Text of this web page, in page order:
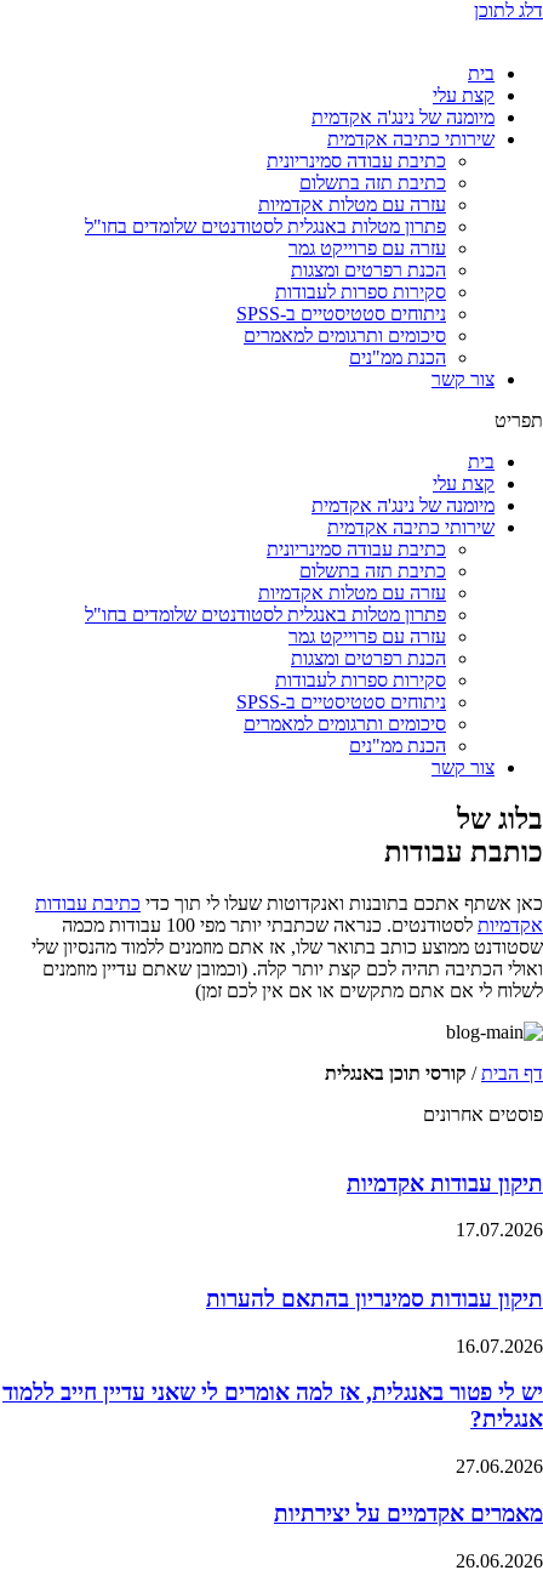
דלג לתוכן
בית
קצת עלי
מיומנה של נינג'ה אקדמית
שירותי כתיבה אקדמית
כתיבת עבודה סמינריונית
כתיבת תזה בתשלום
עזרה עם מטלות אקדמיות
פתרון מטלות באנגלית לסטודנטים שלומדים בחו"ל
עזרה עם פרוייקט גמר
הכנת רפרטים ומצגות
סקירות ספרות לעבודות
ניתוחים סטטיסטיים ב-SPSS
סיכומים ותרגומים למאמרים
הכנת ממ"נים
צור קשר
תפריט
בית
קצת עלי
מיומנה של נינג'ה אקדמית
שירותי כתיבה אקדמית
כתיבת עבודה סמינריונית
כתיבת תזה בתשלום
עזרה עם מטלות אקדמיות
פתרון מטלות באנגלית לסטודנטים שלומדים בחו"ל
עזרה עם פרוייקט גמר
הכנת רפרטים ומצגות
סקירות ספרות לעבודות
ניתוחים סטטיסטיים ב-SPSS
סיכומים ותרגומים למאמרים
הכנת ממ"נים
צור קשר
בלוג של
כותבת עבודות
כאן אשתף אתכם בתובנות ואנקדוטות שעלו לי תוך כדי כתיבת עבודות
אקדמיות
לסטודנטים. כנראה שכתבתי יותר מפי 100 עבודות מכמה
שסטודנט ממוצע כותב בתואר שלו, אז אתם מוזמנים ללמוד מהנסיון שלי
ואולי הכתיבה תהיה לכם קצת יותר קלה. (וכמובן שאתם עדיין מוזמנים
לשלוח לי אם אתם מתקשים או אם אין לכם זמן)
דף הבית/ קורסי תוכן באנגלית
פוסטים אחרונים
תיקון עבודות אקדמיות
17.07.2026
תיקון עבודות סמינריון בהתאם להערות
16.07.2026
יש לי פטור באנגלית, אז למה אומרים לי שאני עדיין חייב ללמוד
אנגלית?
27.06.2026
מאמרים אקדמיים על יצירתיות
26.06.2026